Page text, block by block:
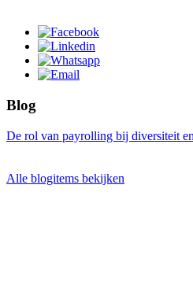
Blog
De rol van payrolling bij diversiteit
Alle blogitems bekijken